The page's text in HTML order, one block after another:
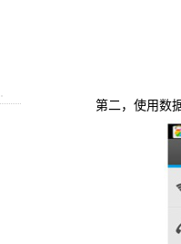
第二，使用数